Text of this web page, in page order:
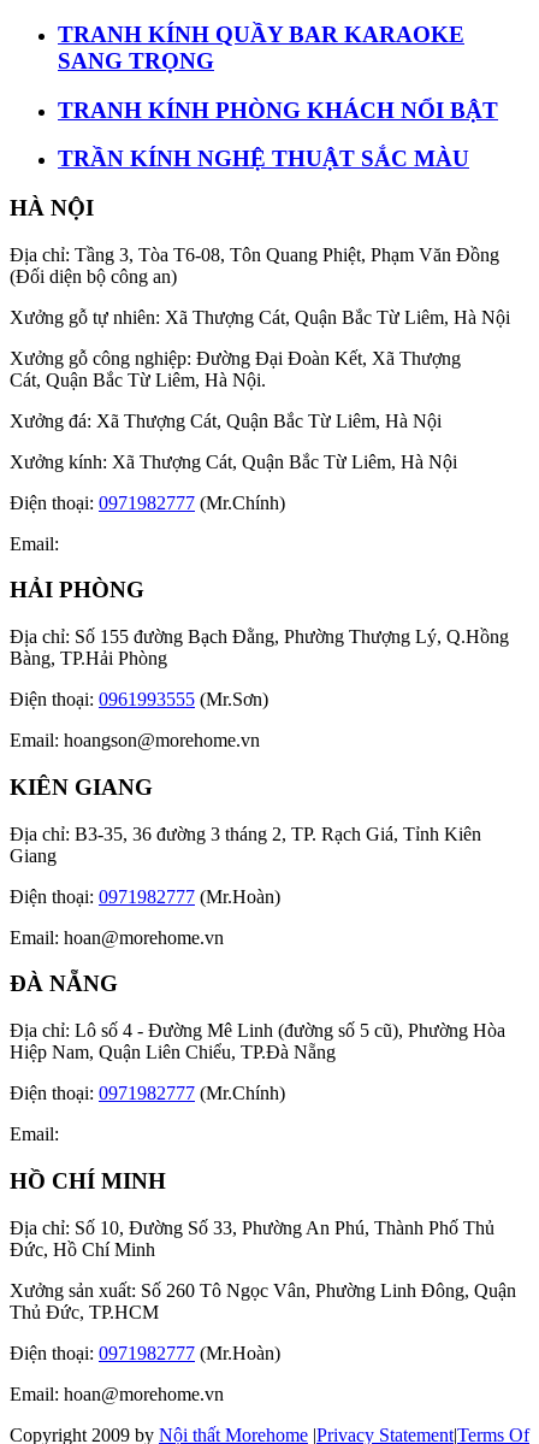
TRANH KÍNH QUẦY BAR KARAOKE
SANG TRỌNG
TRANH KÍNH PHÒNG KHÁCH NỔI BẬT
TRẦN KÍNH NGHỆ THUẬT SẮC MÀU
HÀ NỘI
Địa chỉ: Tầng 3, Tòa T6-08, Tôn Quang Phiệt, Phạm Văn Đồng
(Đối diện bộ công an)
Xưởng gỗ tự nhiên: Xã Thượng Cát, Quận Bắc Từ Liêm, Hà Nội
Xưởng gỗ công nghiệp: Đường Đại Đoàn Kết, Xã Thượng
Cát, Quận Bắc Từ Liêm, Hà Nội.
Xưởng đá: Xã Thượng Cát, Quận Bắc Từ Liêm, Hà Nội
Xưởng kính: Xã Thượng Cát, Quận Bắc Từ Liêm, Hà Nội
Điện thoại: 0971982777 (Mr.Chính)
Email:
HẢI PHÒNG
Địa chỉ: Số 155 đường Bạch Đằng, Phường Thượng Lý, Q.Hồng
Bàng, TP.Hải Phòng
Điện thoại: 0961993555 (Mr.Sơn)
Email: hoangson@morehome.vn
KIÊN GIANG
Địa chỉ: B3-35, 36 đường 3 tháng 2, TP. Rạch Giá, Tỉnh Kiên
Giang
Điện thoại: 0971982777 (Mr.Hoàn)
Email: hoan@morehome.vn
ĐÀ NẴNG
Địa chỉ: Lô số 4 - Đường Mê Linh (đường số 5 cũ), Phường Hòa
Hiệp Nam, Quận Liên Chiểu, TP.Đà Nẵng
Điện thoại: 0971982777 (Mr.Chính)
Email:
HỒ CHÍ MINH
Địa chỉ: Số 10, Đường Số 33, Phường An Phú, Thành Phố Thủ
Đức, Hồ Chí Minh
Xưởng sản xuất: Số 260 Tô Ngọc Vân, Phường Linh Đông, Quận
Thủ Đức, TP.HCM
Điện thoại: 0971982777 (Mr.Hoàn)
Email: hoan@morehome.vn
Copyright 2009 by Nội thất Morehome |Privacy Statement|Terms Of